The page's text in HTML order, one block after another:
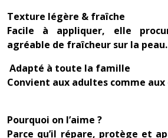
Texture légère & fraîche
Facile à appliquer, elle
agréable de fraîcheur sur la peau.
‍‍‍ Adapté à toute la famille
Convient aux adultes comme aux
Pourquoi on l’aime ?
Parce qu’il répare, protège et